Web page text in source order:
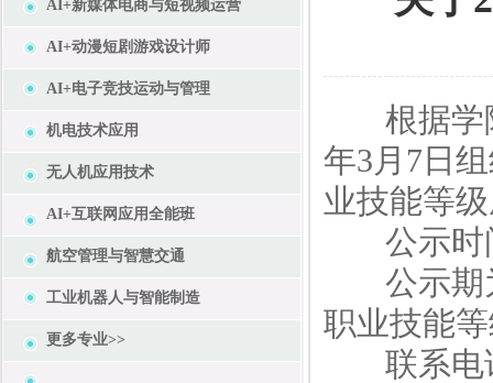
AI+新媒体电商与短视频运营
AI+动漫短剧游戏设计师
AI+电子竞技运动与管理
机电技术应用
无人机应用技术
AI+互联网应用全能班
航空管理与智慧交通
工业机器人与智能制造
更多专业>>
根据学院
年3月7日
业技能等
公示时间
公示期为
职业技能
联系电